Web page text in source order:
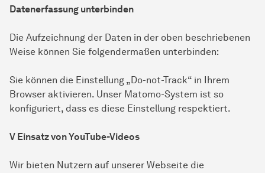
Datenerfassung unterbinden
Die Aufzeichnung der Daten in der oben beschriebenen
Weise können Sie folgendermaßen unterbinden:
Sie können die Einstellung „Do-not-Track“ in Ihrem
Browser aktivieren. Unser Matomo-System ist so
konfiguriert, dass es diese Einstellung respektiert.
V Einsatz von YouTube-Videos
Wir bieten Nutzern auf unserer Webseite die